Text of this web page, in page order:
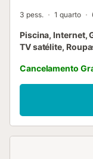
3 pess. 1 quarto
Piscina, Internet,
TV satélite,
Cancelamento